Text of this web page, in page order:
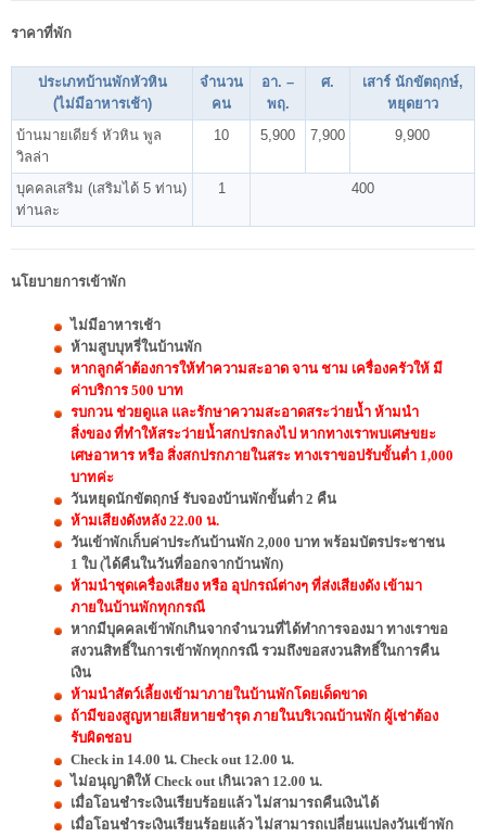
ราคาที่พัก
ประเภทบ้านพักหัวหิน
(ไม่มีอาหารเช้า)
จำนวน
คน
อา. –
พฤ.
ศ.
เสาร์ นักขัตฤกษ์,
หยุดยาว
บ้านมายเดียร์ หัวหิน พูล
วิลล่า
10 5,900 7,900 9,900
บุคคลเสริม (เสริมได้ 5 ท่าน)
ท่านละ
1 400
นโยบายการเข้าพัก
ไม่มีอาหารเช้า
ห้ามสูบบุหรี่ในบ้านพัก
หากลูกค้าต้องการให้ทำความสะอาด จาน ชาม เครื่องครัวให้ มี
ค่าบริการ 500 บาท
รบกวน ช่วยดูแล และรักษาความสะอาดสระว่ายน้ำ ห้ามนำ
สิ่งของ ที่ทำให้สระว่ายน้ำสกปรกลงไป หากทางเราพบเศษขยะ
เศษอาหาร หรือ สิ่งสกปรกภายในสระ ทางเราขอปรับขั้นต่ำ 1,000
บาทค่ะ
วันหยุดนักขัตฤกษ์ รับจองบ้านพักขั้นต่ำ 2 คืน
ห้ามเสียงดังหลัง 22.00 น.
วันเข้าพักเก็บค่าประกันบ้านพัก 2,000 บาท พร้อมบัตรประชาชน
1 ใบ (ได้คืนในวันที่ออกจากบ้านพัก)
ห้ามนำชุดเครื่องเสียง หรือ อุปกรณ์ต่างๆ ที่ส่งเสียงดัง เข้ามา
ภายในบ้านพักทุกกรณี
หากมีบุคคลเข้าพักเกินจากจำนวนที่ได้ทำการจองมา ทางเราขอ
สงวนสิทธิ์ในการเข้าพักทุกกรณี รวมถึงขอสงวนสิทธิ์ในการคืน
เงิน
ห้ามนำสัตว์เลี้ยงเข้ามาภายในบ้านพักโดยเด็ดขาด
ถ้ามีของสูญหายเสียหายชำรุด ภายในบริเวณบ้านพัก ผู้เช่าต้อง
รับผิดชอบ
Check in 14.00 น. Check out 12.00 น.
ไม่อนุญาติให้ Check out เกินเวลา 12.00 น.
เมื่อโอนชำระเงินเรียบร้อยแล้ว ไม่สามารถคืนเงินได้
เมื่อโอนชำระเงินเรียนร้อยแล้ว ไม่สามารถเปลี่ยนแปลงวันเข้าพัก